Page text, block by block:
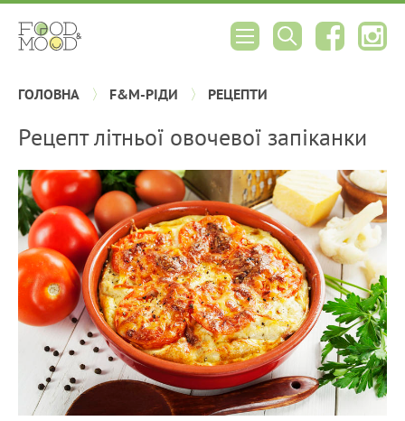
ГОЛОВНА F&M-РІДИ РЕЦЕПТИ
Рецепт літньої овочевої запіканки